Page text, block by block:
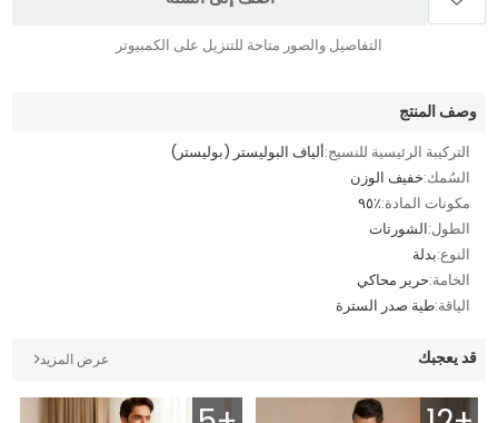
التفاصيل والصور متاحة للتنزيل على الكمبيوتر
وصف المنتج
التركيبة الرئيسية للنسيج:ألياف البوليستر (بوليستر)
السُمك:خفيف الوزن
مكونات المادة:٪٩٥
الطول:الشورتات
النوع:بدلة
الخامة:حرير محاكي
الياقة:طية صدر السترة
قد يعجبك عرض المزيد